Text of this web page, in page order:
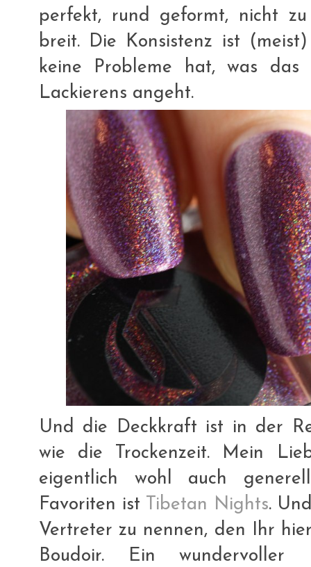
perfekt, rund geformt, nicht
breit. Die Konsistenz ist
keine Probleme hat, was
Lackierens angeht.
Und die Deckkraft ist in der
wie die Trockenzeit. Mein
eigentlich wohl auch
Favoriten ist Tibetan Nights.
Vertreter zu nennen, den Ihr
Boudoir. Ein wundervoller